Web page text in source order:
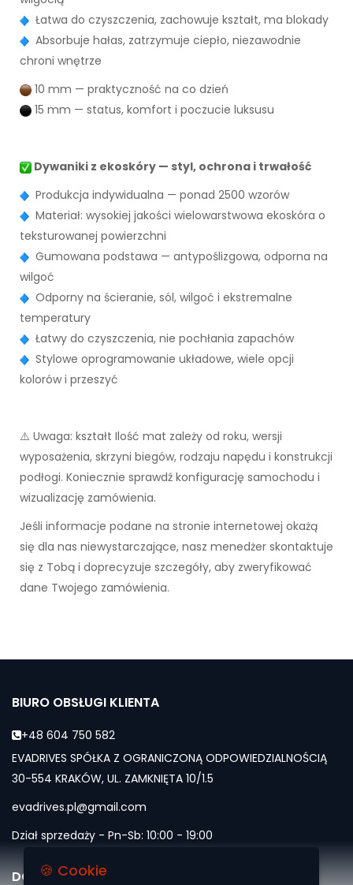
Łatwa do czyszczenia, zachowuje kształt, ma blokady
Absorbuje hałas, zatrzymuje ciepło, niezawodnie
chroni wnętrze
10 mm — praktyczność na co dzień
15 mm — status, komfort i poczucie luksusu
Dywaniki z ekoskóry — styl, ochrona i trwałość
Produkcja indywidualna — ponad 2500 wzorów
Materiał: wysokiej jakości wielowarstwowa ekoskóra o
teksturowanej powierzchni
Gumowana podstawa — antypoślizgowa, odporna na
wilgoć
Odporny na ścieranie, sól, wilgoć i ekstremalne
temperatury
Łatwy do czyszczenia, nie pochłania zapachów
Stylowe oprogramowanie układowe, wiele opcji
kolorów i przeszyć
⚠️ Uwaga: kształt Ilość mat zależy od roku, wersji
wyposażenia, skrzyni biegów, rodzaju napędu i konstrukcji
podłogi. Koniecznie sprawdź konfigurację samochodu i
wizualizację zamówienia.
Jeśli informacje podane na stronie internetowej okażą
się dla nas niewystarczające, nasz menedżer skontaktuje
się z Tobą i doprecyzuje szczegóły, aby zweryfikować
dane Twojego zamówienia.
BIURO OBSŁUGI KLIENTA
+48 604 750 582
EVADRIVES SPÓŁKA Z OGRANICZONĄ ODPOWIEDZIALNOŚCIĄ
30-554 KRAKÓW, UL. ZAMKNIĘTA 10/1.5
evadrives.pl@gmail.com
Dział sprzedaży - Pn-Sb: 10:00 - 19:00
DOŁĄCZ DO NAS
🍪 Cookie